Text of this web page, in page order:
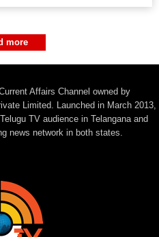
more
Affairs Channel owned by
Limited. Launched in March 2013,
TV audience in Telangana and
news network in both states.